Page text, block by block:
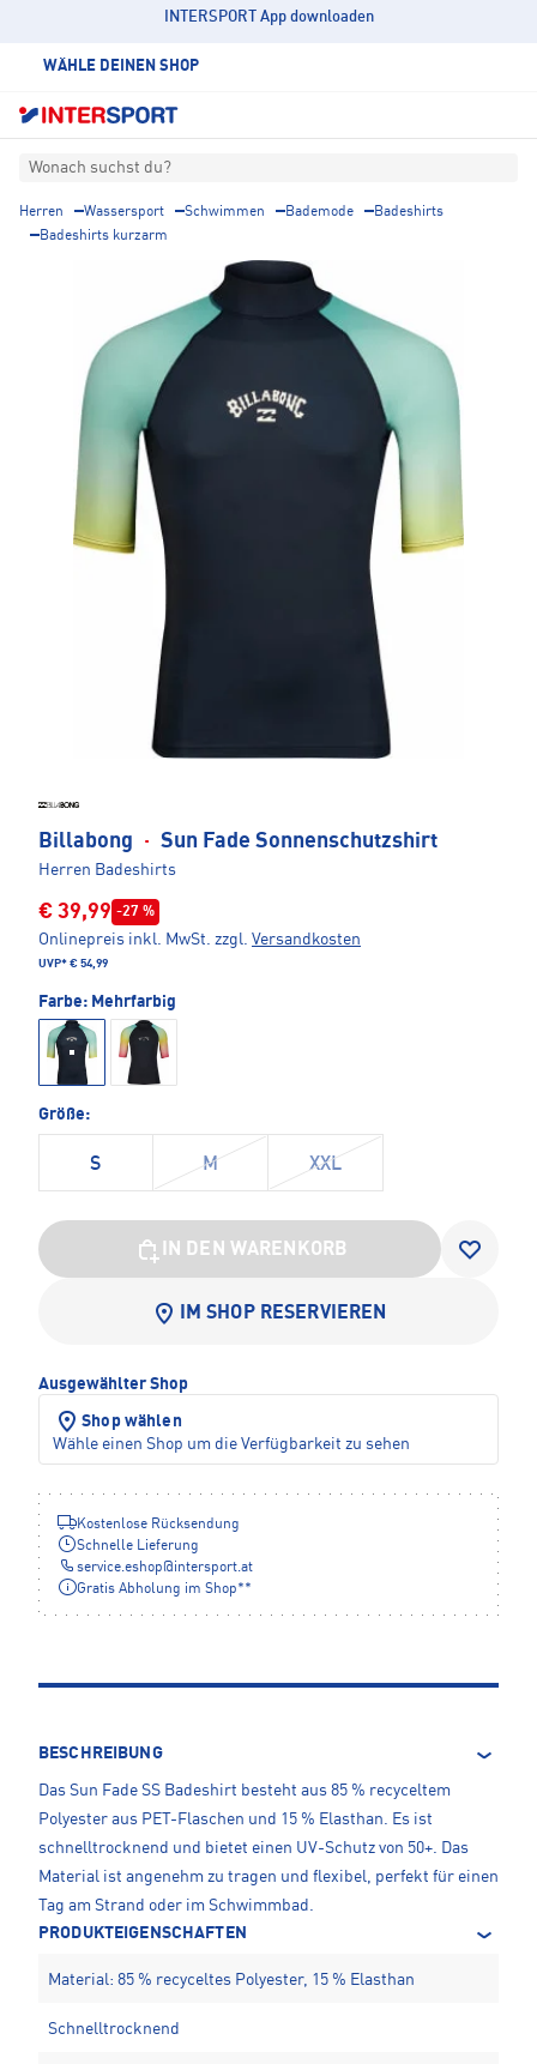
INTERSPORT App downloaden
WÄHLE DEINEN SHOP
Wonach suchst du?
Herren Wassersport Schwimmen Bademode
Badeshirts
Badeshirts kurzarm
Billabong · Sun Fade Sonnenschutzshirt
Herren Badeshirts
€ 39,99 -27 %
Onlinepreis inkl. MwSt. zzgl. Versandkosten
UVP* € 54,99
Farbe: Mehrfarbig
Größe:
S M XXL
IN DEN WARENKORB
IM SHOP RESERVIEREN
Ausgewählter Shop
Shop wählen
Wähle einen Shop um die Verfügbarkeit zu sehen
Kostenlose Rücksendung
Schnelle Lieferung
service.eshop@intersport.at
Gratis Abholung im Shop**
BESCHREIBUNG
Das Sun Fade SS Badeshirt besteht aus 85 % recyceltem
Polyester aus PET-Flaschen und 15 % Elasthan. Es ist
schnelltrocknend und bietet einen UV-Schutz von 50+. Das
Material ist angenehm zu tragen und flexibel, perfekt für einen
Tag am Strand oder im Schwimmbad.
PRODUKTEIGENSCHAFTEN
Material: 85 % recyceltes Polyester, 15 % Elasthan
Schnelltrocknend